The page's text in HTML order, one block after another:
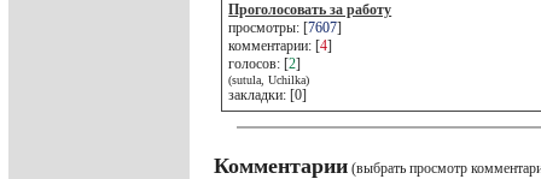
Проголосовать за работу
просмотры: [7607]
комментарии: [4]
голосов: [2]
(sutula, Uchilka)
закладки: [0]
Комментарии (выбрать просмотр